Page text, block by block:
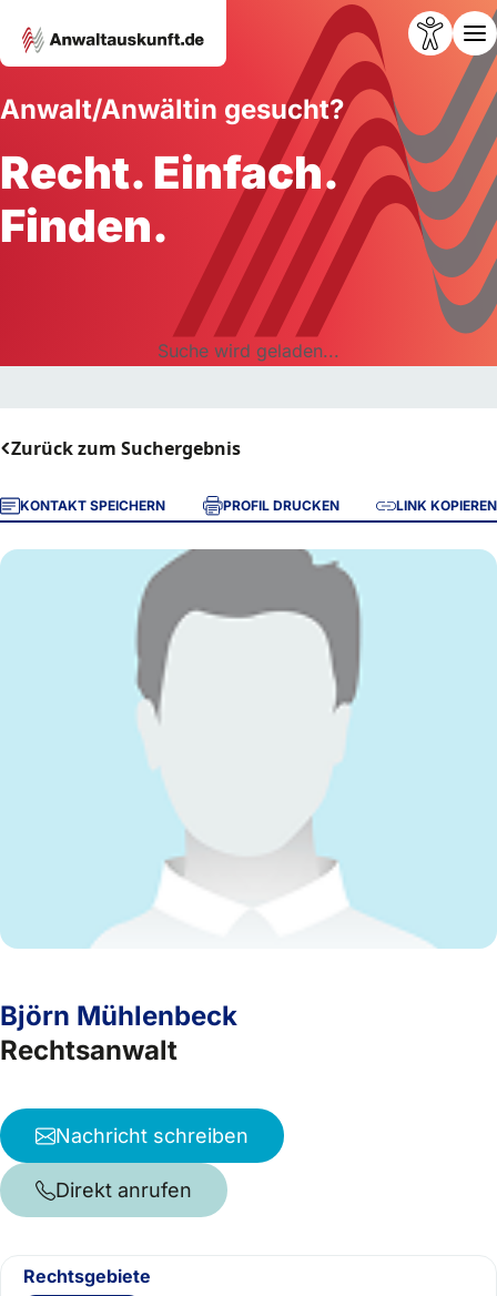
Anwalt/Anwältin gesucht?
Recht. Einfach.
Finden.
Suche wird geladen...
Zurück zum Suchergebnis
KONTAKT SPEICHERN PROFIL DRUCKEN LINK KOPIEREN
Björn Mühlenbeck
Rechtsanwalt
Nachricht schreiben
Direkt anrufen
Rechtsgebiete